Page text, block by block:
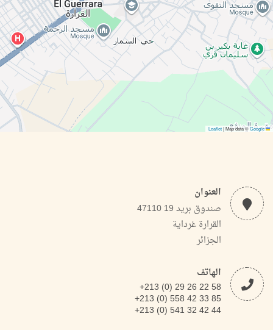
Leaflet
|Map data ©Google
العنوان
صندوق بريد 19 47110
القرارة غرداية
الجزائر
الهاتف
+213 (0) 29 26 22 58
+213 (0) 558 42 33 85
+213 (0) 541 32 42 44